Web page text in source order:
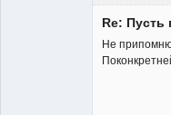
Re: Пусть
Не припомню
Поконкретней